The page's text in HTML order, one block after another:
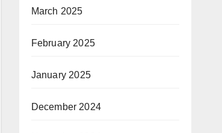
March 2025
February 2025
January 2025
December 2024